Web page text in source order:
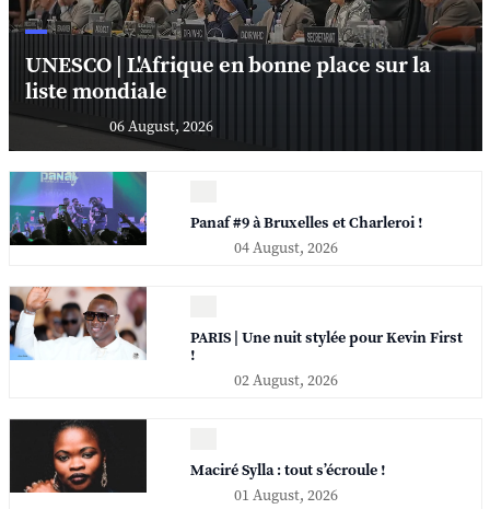
UNESCO | L'Afrique en bonne place sur la
liste mondiale
06 August, 2026
Panaf #9 à Bruxelles et Charleroi !
04 August, 2026
PARIS | Une nuit stylée pour Kevin First
!
02 August, 2026
Maciré Sylla : tout s’écroule !
01 August, 2026